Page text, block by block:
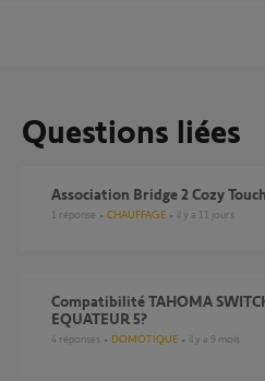
Questions liées
Association Bridge 2 Cozy
1 réponse CHAUFFAGE il y a 11 jours
Compatibilité TAHOMA SWITCH vs THERMOR
EQUATEUR 5?
4 réponses DOMOTIQUE il y a 9 mois